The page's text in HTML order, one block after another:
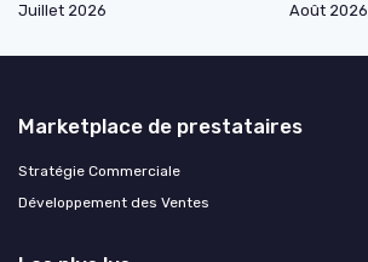
Juillet 2026
Août 2026
Marketplace de prestataires
Stratégie Commerciale
Développement des Ventes